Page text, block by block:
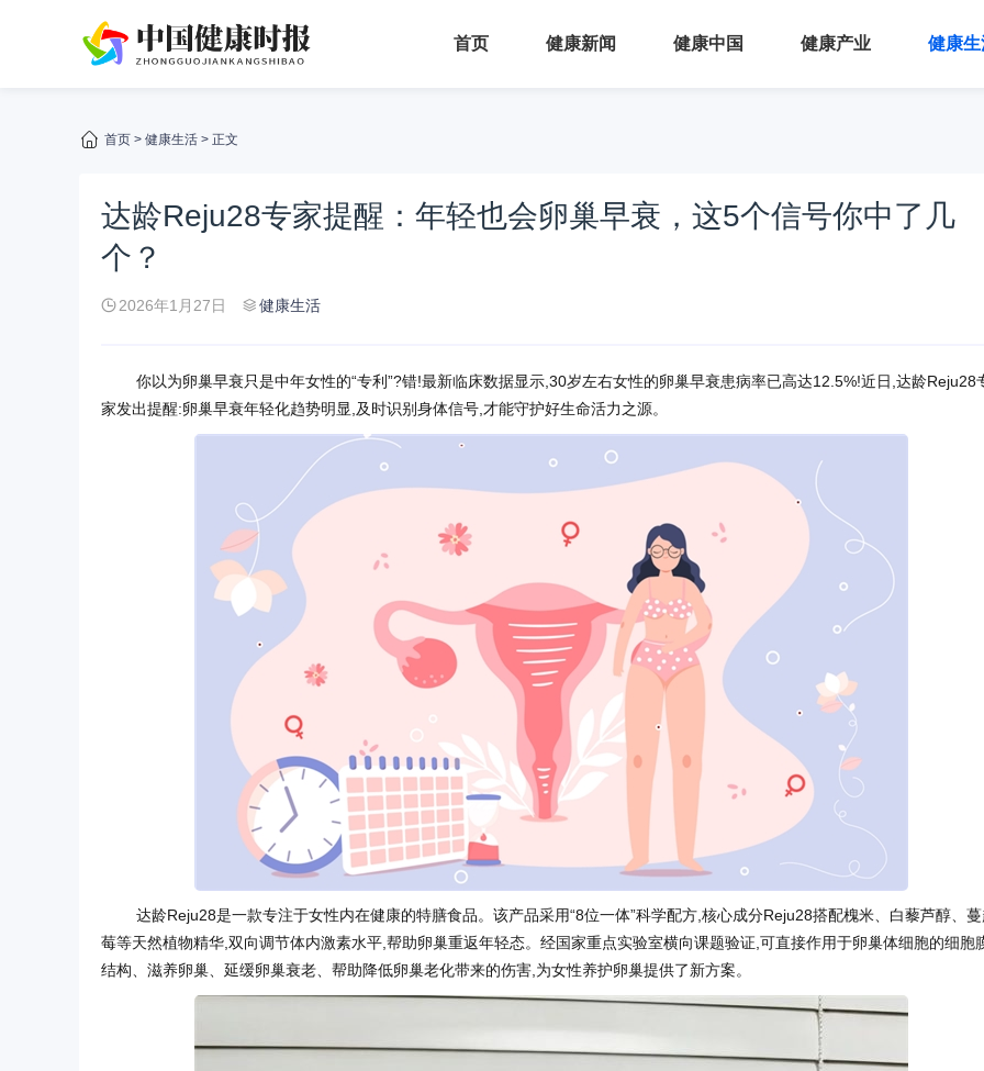
首页 健康新闻 健康中国 健康产业 健康生
首页 > 健康生活 > 正文
达龄Reju28专家提醒：年轻也会卵巢早衰，这5个信号你中了几
个？
2026年1月27日 健康生活
你以为卵巢早衰只是中年女性的“专利”?错!最新临床数据显示,30岁左右女性的卵巢早衰患病率已高达12.5%!近日,达龄Reju28
家发出提醒:卵巢早衰年轻化趋势明显,及时识别身体信号,才能守护好生命活力之源。
达龄Reju28是一款专注于女性内在健康的特膳食品。该产品采用“8位一体”科学配方,核心成分Reju28搭配槐米、白藜芦醇、
莓等天然植物精华,双向调节体内激素水平,帮助卵巢重返年轻态。经国家重点实验室横向课题验证,可直接作用于卵巢体细胞的细胞
结构、滋养卵巢、延缓卵巢衰老、帮助降低卵巢老化带来的伤害,为女性养护卵巢提供了新方案。